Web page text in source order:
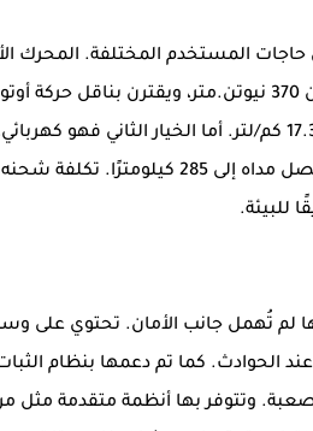
المستخدم المختلفة. المحرك
لم تُهمل جانب الأمان. تحتوي على
وتتوفر بها أنظمة متقدمة مثل